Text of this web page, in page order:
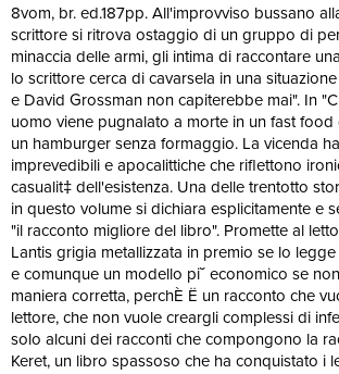
8vom, br. ed.187pp. All'improvviso bussano
scrittore si ritrova ostaggio di un gruppo di
minaccia delle armi, gli intima di raccontare
lo scrittore cerca di cavarsela in una
e David Grossman non capiterebbe mai". In
uomo viene pugnalato a morte in un fast
un hamburger senza formaggio. La vicenda
imprevedibili e apocalittiche che riflettono
casualit‡ dell'esistenza. Una delle trentotto
in questo volume si dichiara esplicitamente e
"il racconto migliore del libro". Promette al
Lantis grigia metallizzata in premio se lo
e comunque un modello pi˘ economico se
maniera corretta, perchÈ Ë un racconto che
lettore, che non vuole creargli complessi di
solo alcuni dei racconti che compongono la
Keret, un libro spassoso che ha conquistato i